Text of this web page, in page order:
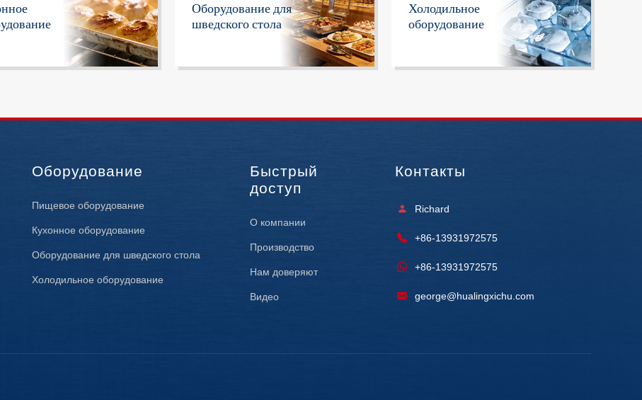
Оборудование для
шведского стола
Холодильное
оборудование
Оборудование
Пищевое оборудование
Кухонное оборудование
Оборудование для шведского стола
Холодильное оборудование
Быстрый
доступ
О компании
Производство
Нам доверяют
Видео
Контакты
Richard
+86-13931972575
+86-13931972575
george@hualingxichu.com